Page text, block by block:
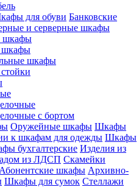
для обуви Банковские
и серверные шкафы
шкафы
шкафы
шкафы
с бортом
Оружейные шкафы Шкафы
к шкафам для одежды Шкафы
бухгалтерские Изделия из
из ЛДСП Скамейки
Абонентские шкафы Архивно-
Шкафы для сумок Стеллажи